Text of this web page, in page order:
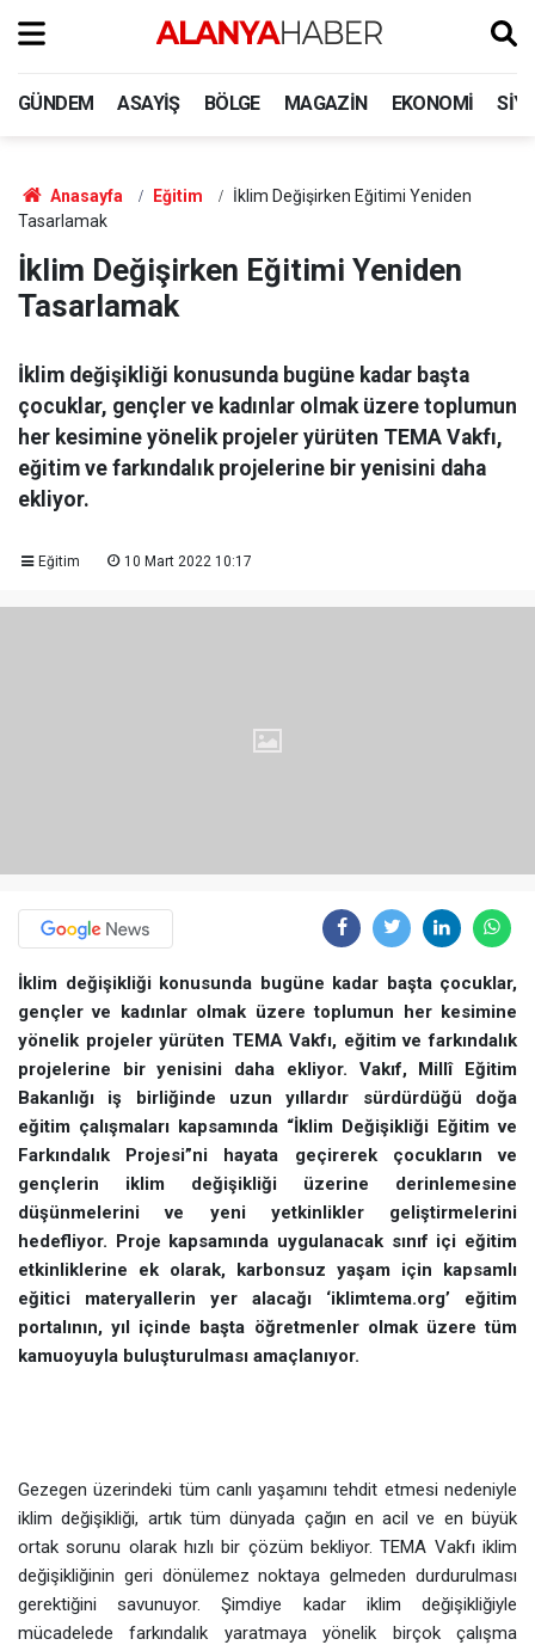
GÜNDEM ASAYIŞ BÖLGE MAGAZIN EKONOMI
Anasayfa Eğitim
İklim Değişirken Eğitimi Yeniden
Tasarlamak
İklim Değişirken Eğitimi Yeniden
Tasarlamak
İklim değişikliği konusunda bugüne kadar başta
çocuklar, gençler ve kadınlar olmak üzere toplumun
her kesimine yönelik projeler yürüten TEMA Vakfı,
eğitim ve farkındalık projelerine bir yenisini daha
ekliyor.
Eğitim 10 Mart 2022 10:17
İklim değişikliği konusunda bugüne kadar başta çocuklar,
gençler ve kadınlar olmak üzere toplumun her kesimine
yönelik projeler yürüten TEMA Vakfı, eğitim ve farkındalık
projelerine bir yenisini daha ekliyor. Vakıf, Millî Eğitim
Bakanlığı iş birliğinde uzun yıllardır sürdürdüğü doğa
eğitim çalışmaları kapsamında “İklim Değişikliği Eğitim ve
Farkındalık Projesi”ni hayata geçirerek çocukların ve
gençlerin iklim değişikliği üzerine derinlemesine
düşünmelerini ve yeni yetkinlikler geliştirmelerini
hedefliyor. Proje kapsamında uygulanacak sınıf içi eğitim
etkinliklerine ek olarak, karbonsuz yaşam için kapsamlı
eğitici materyallerin yer alacağı ‘iklimtema.org’ eğitim
portalının, yıl içinde başta öğretmenler olmak üzere tüm
kamuoyuyla buluşturulması amaçlanıyor.
Gezegen üzerindeki tüm canlı yaşamını tehdit etmesi nedeniyle
iklim değişikliği, artık tüm dünyada çağın en acil ve en büyük
ortak sorunu olarak hızlı bir çözüm bekliyor. TEMA Vakfı iklim
değişikliğinin geri dönülemez noktaya gelmeden durdurulması
gerektiğini savunuyor. Şimdiye kadar iklim değişikliğiyle
mücadelede farkındalık yaratmaya yönelik birçok çalışma